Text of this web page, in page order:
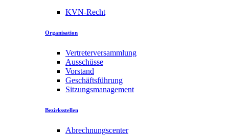
KVN-Recht
Organisation
Vertreterversammlung
Ausschüsse
Vorstand
Geschäftsführung
Sitzungsmanagement
Bezirksstellen
Abrechnungscenter